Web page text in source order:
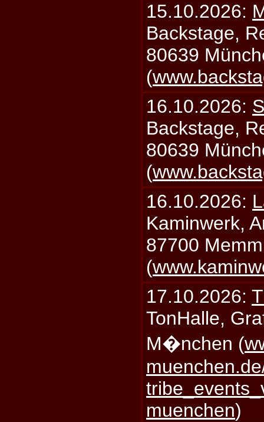
15.10.2026:
Backstage,
80639
(
16.10.2026:
Backstage,
80639
(
16.10.2026:
Kaminwerk,
87700
(
17.10.2026:
TonHalle,
M�nchen (
muenchen)